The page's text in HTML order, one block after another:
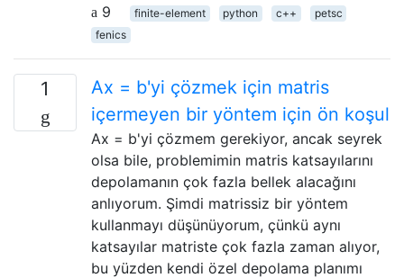
9
finite-element python c++
petsc
fenics
1
Ax = b'yi çözmek için matris
içermeyen bir yöntem için ön koşul
Ax = b'yi çözmem gerekiyor, ancak seyrek
olsa bile, problemimin matris katsayılarını
depolamanın çok fazla bellek alacağını
anlıyorum. Şimdi matrissiz bir yöntem
kullanmayı düşünüyorum, çünkü aynı
katsayılar matriste çok fazla zaman alıyor,
bu yüzden kendi özel depolama planımı